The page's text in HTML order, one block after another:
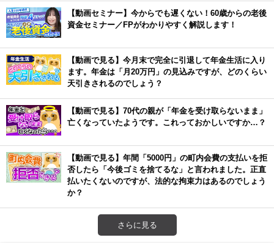
【動画セミナー】今からでも遅くない！60歳からの老後
資金セミナー／FPがわかりやすく解説します！
【動画で見る】今月末で完全に引退して年金生活に入り
ます。年金は「月20万円」の見込みですが、どのくらい
天引きされるのでしょう？
【動画で見る】70代の親が「年金を受け取らないまま」
亡くなっていたようです。これっておかしいですか…？
【動画で見る】年間「5000円」の町内会費の支払いを拒
否したら「今後ゴミを捨てるな」と言われました。正直
払いたくないのですが、法的な拘束力はあるのでしょう
か？
さらに見る